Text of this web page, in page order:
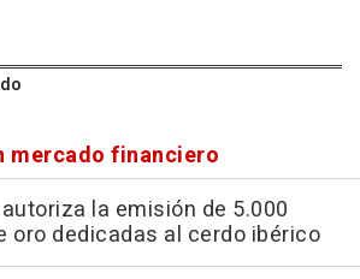
mercado financiero
la emisión de 5.000
oro dedicadas al cerdo ibérico